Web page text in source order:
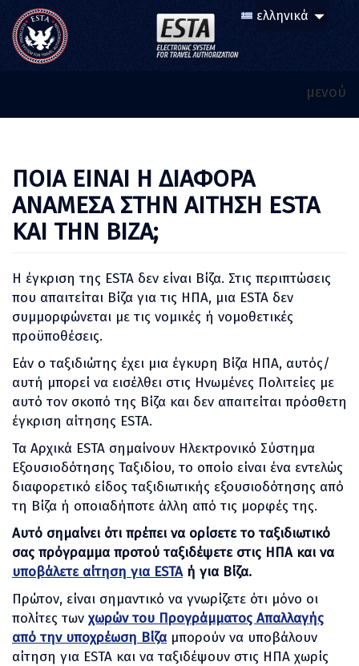
μενού
ΠΟΙΑ ΕΙΝΑΙ Η ΔΙΑΦΟΡΑ
ΑΝΑΜΕΣΑ ΣΤΗΝ ΑΙΤΗΣΗ ESTA
ΚΑΙ ΤΗΝ ΒΙΖΑ;
Η έγκριση της ESTA δεν είναι Βίζα. Στις περιπτώσεις
που απαιτείται Βίζα για τις ΗΠΑ, μια ESTA δεν
συμμορφώνεται με τις νομικές ή νομοθετικές
προϋποθέσεις.
Εάν ο ταξιδιώτης έχει μια έγκυρη Βίζα ΗΠΑ, αυτός/
αυτή μπορεί να εισέλθει στις Ηνωμένες Πολιτείες με
αυτό τον σκοπό της Βίζα και δεν απαιτείται πρόσθετη
έγκριση αίτησης ESTA.
Τα Αρχικά ESTA σημαίνουν Ηλεκτρονικό Σύστημα
Εξουσιοδότησης Ταξιδίου, το οποίο είναι ένα εντελώς
διαφορετικό είδος ταξιδιωτικής εξουσιοδότησης από
τη Βίζα ή οποιαδήποτε άλλη από τις μορφές της.
Αυτό σημαίνει ότι πρέπει να ορίσετε το ταξιδιωτικό
σας πρόγραμμα προτού ταξιδέψετε στις ΗΠΑ και να
υποβάλετε αίτηση για ESTAή για Βίζα.
Πρώτον, είναι σημαντικό να γνωρίζετε ότι μόνο οι
πολίτες των χωρών του Προγράμματος Απαλλαγής
από την υποχρέωση Βίζα μπορούν να υποβάλουν
αίτηση για ESTA και να ταξιδέψουν στις ΗΠΑ χωρίς